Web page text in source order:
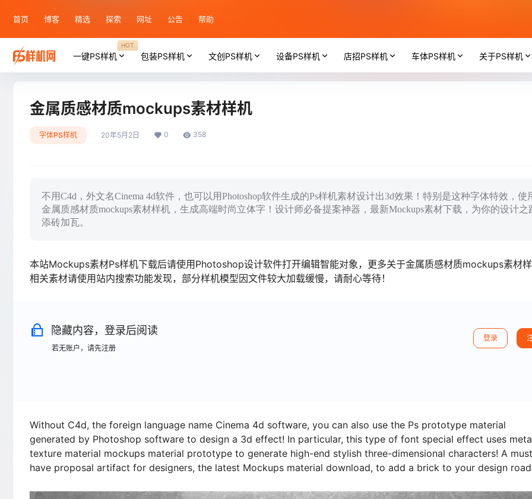
首页 博客 精选 探索 网址 公告 帮助
一键PS样机
HOT
包装PS样机 文创PS样机 设备PS样机 店招PS样机 车体PS样机 关于PS样机
金属质感材质mockups素材样机
字体PS样机 20年5月2日 0 358
不用C4d，外文名Cinema 4d软件，也可以用Photoshop软件生成的Ps样机素材设计出3d效果！特别是这种字体特效，使
金属质感材质mockups素材样机，生成高端时尚立体字！设计师必备提案神器，最新Mockups素材下载，为你的设计之
添砖加瓦。
本站Mockups素材Ps样机下载后请使用Photoshop设计软件打开编辑智能对象，更多关于金属质感材质mockups素材
相关素材请使用站内搜索功能发现，部分样机模型因文件较大加载缓慢，请耐心等待！
隐藏内容，登录后阅读
若无账户，请先注册
登录
Without C4d, the foreign language name Cinema 4d software, you can also use the Ps prototype material
generated by Photoshop software to design a 3d effect! In particular, this type of font special effect uses
texture material mockups material prototype to generate high-end stylish three-dimensional characters! A
have proposal artifact for designers, the latest Mockups material download, to add a brick to your design